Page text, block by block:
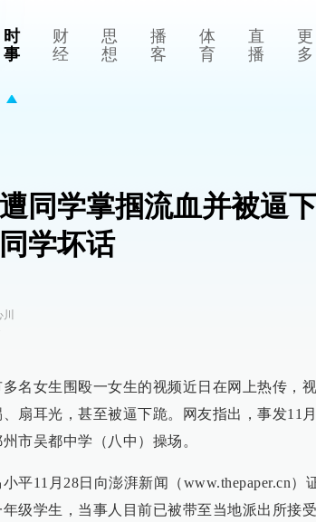
时
事
财
经
思
想
播
客
体
育
直
播
更
多
同学掌掴流血并被逼
学坏话
名女生围殴一女生的视频近日在网上热传，
扇耳光，甚至被逼下跪。网友指出，事发11
市吴都中学（八中）操场。
平11月28日向澎湃新闻（www.thepaper.cn）
级学生，当事人目前已被带至当地派出所接